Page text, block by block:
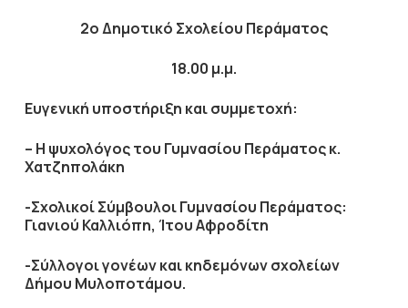
2ο Δημοτικό Σχολείου Περάματος
18.00 μ.μ.
Ευγενική υποστήριξη και συμμετοχή:
– Η ψυχολόγος του Γυμνασίου Περάματος κ.
Χατζηπολάκη
-Σχολικοί Σύμβουλοι Γυμνασίου Περάματος:
Γιανιού Καλλιόπη, Ίτου Αφροδίτη
-Σύλλογοι γονέων και κηδεμόνων σχολείων
Δήμου Μυλοποτάμου.